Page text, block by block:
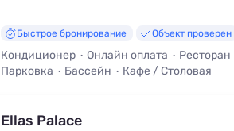
Быстрое бронирование Объект проверен
Кондиционер Онлайн оплата Ресторан
Парковка
Бассейн Кафе / Столовая
Ellas Palace